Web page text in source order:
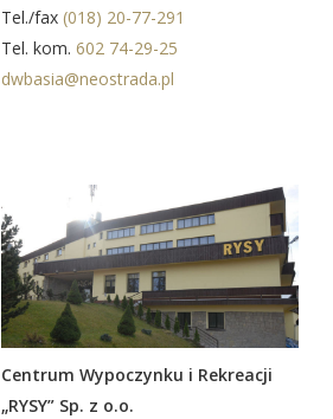
Tel./fax(018) 20-77-291
Tel. kom.602 74-29-25
dwbasia@neostrada.pl
Centrum Wypoczynku i Rekreacji
„RYSY” Sp. z o.o.